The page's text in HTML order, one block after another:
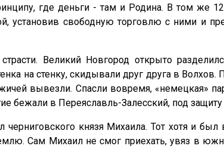
где деньги - там и Родина. В том же
установив свободную торговлю с ними и
Великий Новгород открыто
на стенку, скидывали друг друга в
вывезли. Спасли вовремя, «немецкая»
бежали в Переяславль-Залесский, под защиту
черниговского князя Михаила. Тот хотя и
Сам Михаил не смог приехать, увяз в